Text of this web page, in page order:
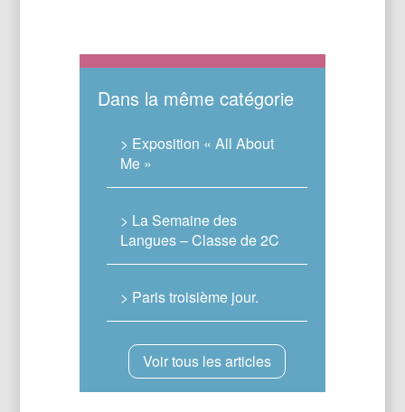
Dans la même catégorie
> Exposition « All About
Me »
> La Semaine des
Langues – Classe de 2C
> Paris troisième jour.
Voir tous les articles